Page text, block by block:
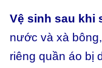
Vệ sinh sau khi
nước và xà
riêng quần áo bị